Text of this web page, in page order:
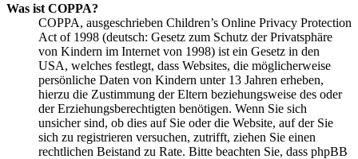
Was ist COPPA?
COPPA, ausgeschrieben Children’s Online Privacy Protection
Act of 1998 (deutsch: Gesetz zum Schutz der Privatsphäre
von Kindern im Internet von 1998) ist ein Gesetz in den
USA, welches festlegt, dass Websites, die möglicherweise
persönliche Daten von Kindern unter 13 Jahren erheben,
hierzu die Zustimmung der Eltern beziehungsweise des oder
der Erziehungsberechtigten benötigen. Wenn Sie sich
unsicher sind, ob dies auf Sie oder die Website, auf der Sie
sich zu registrieren versuchen, zutrifft, ziehen Sie einen
rechtlichen Beistand zu Rate. Bitte beachten Sie, dass phpBB